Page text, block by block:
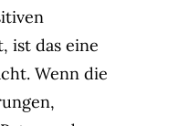
ist das eine
Wenn die